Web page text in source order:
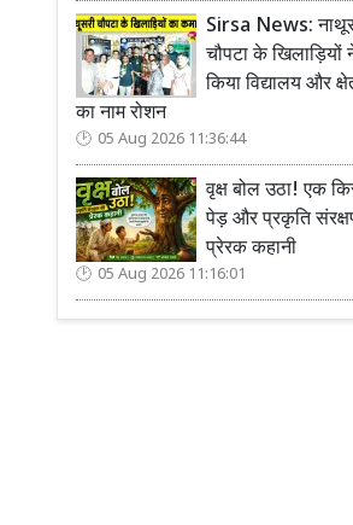
Sirsa News:
चौपटा के खिलाड़ियों
किया विद्यालय और
का नाम रोशन
05 Aug 2026 11:36:44
वृक्ष बोल उठा! एक
पेड़ और प्रकृति
प्रेरक कहानी
05 Aug 2026 11:16:01